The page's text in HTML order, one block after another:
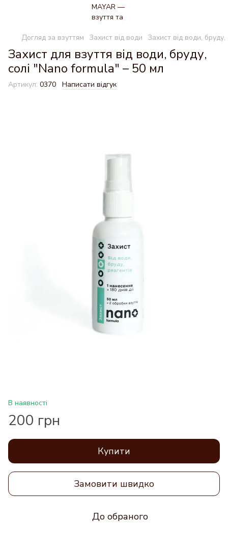
Догляд за взуттям Захист від води Захист від води,
Захист для взуття від води, бруду,
солі "Nano formula" – 50 мл
Артикул: 0370 Написати відгук
В наявності
200 грн
Купити
Замовити швидко
До обраного